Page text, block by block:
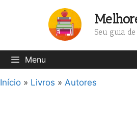
Seu guia
Menu
Início » Livros » Autores